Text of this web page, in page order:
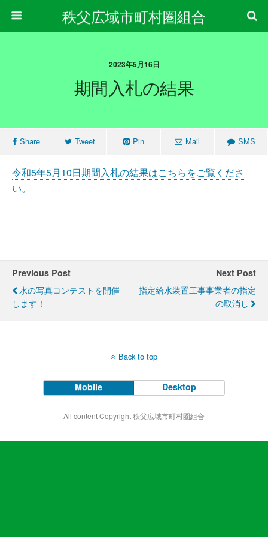
秩父広域市町村圏組合
2023年5月16日
期間入札の結果
Share Tweet Pin Mail SMS
令和5年5月10日期間入札の結果はこちらをご覧くださ
い。
Previous Post
水の写真コンテストを開催
します！
Next Post
指定給水装置工事事業者の指定
の取消し
Back to top
Mobile Desktop
All content Copyright 秩父広域市町村圏組合